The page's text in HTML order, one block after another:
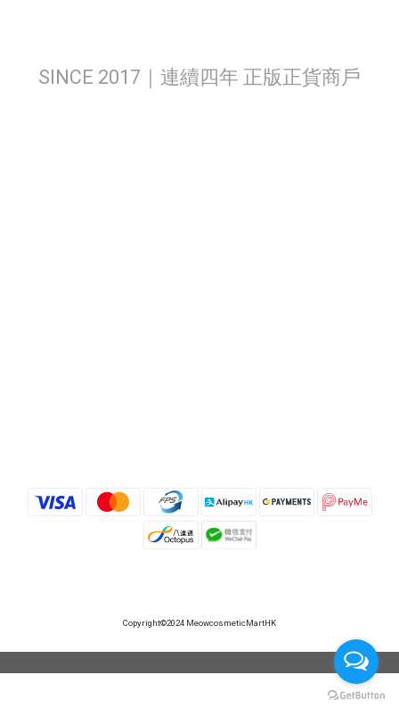
立即購買
SINCE 2017｜連續四年 正版正貨商戶
Copyright©2024 MeowcosmeticMartHK